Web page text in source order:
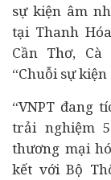
sự kiện âm
tại Thanh
Cần Thơ,
“Chuỗi sự kiện
“VNPT đang
trải nghiệm
thương mại
kết với Bộ